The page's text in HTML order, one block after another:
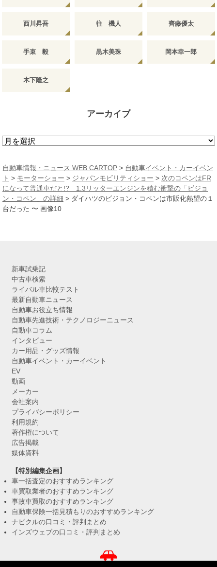
西川昇吾 往 機人 齊藤優太
手束 毅 黒木美珠 岡本幸一郎
木下隆之
アーカイブ
ア
カ
イ
ブ
自動車情報・ニュース WEB CARTOP > 自動車イベント・カーイベン
ト > モーターショー > ジャパンモビリティショー > 次のコペンはFR
になって普通車だと!? 1.3リッターエンジンを積む衝撃の「ビジョ
ン・コペン」の詳細 > ダイハツのビジョン・コペンは市販化熱望の１
台だった 〜 画像10
新車試乗記
中古車検索
ライバル車比較テスト
最新自動車ニュース
自動車お役立ち情報
自動車先進技術・テクノロジーニュース
自動車コラム
インタビュー
カー用品・グッズ情報
自動車イベント・カーイベント
EV
動画
メーカー
会社案内
プライバシーポリシー
利用規約
著作権について
広告掲載
媒体資料
【特別編集企画】
車一括査定のおすすめランキング
車買取業者のおすすめランキング
事故車買取のおすすめランキング
自動車保険一括見積もりのおすすめランキング
ナビクルの口コミ・評判まとめ
インズウェブの口コミ・評判まとめ